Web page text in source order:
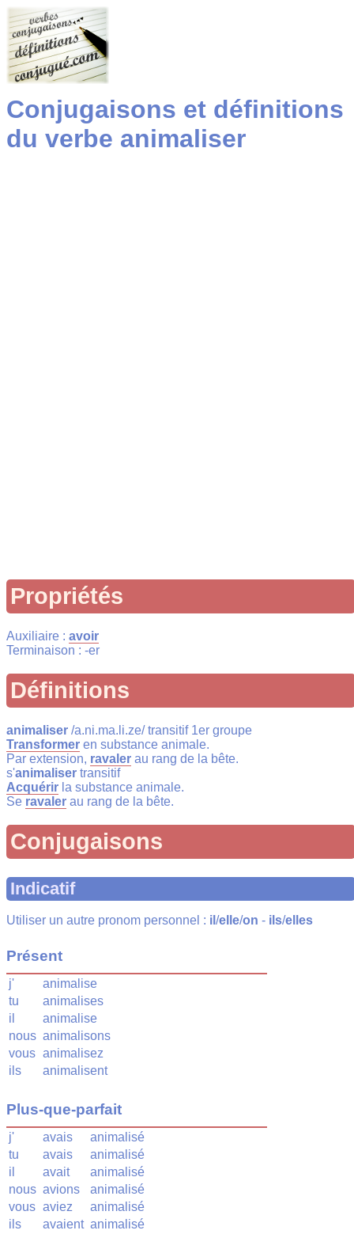
Conjugaisons et définitions
du verbe animaliser
Propriétés
Auxiliaire : avoir
Terminaison : -er
Définitions
animaliser /a.ni.ma.li.ze/ transitif 1er groupe
Transformer en substance animale.
Par extension, ravaler au rang de la bête.
s'animaliser transitif
Acquérir la substance animale.
Se ravaler au rang de la bête.
Conjugaisons
Indicatif
Utiliser un autre pronom personnel : il /elle/on - ils/elles
Présent
j'
animalise
tu
animalises
il
animalise
nous animalisons
vous animalisez
ils
animalisent
Plus-que-parfait
j' avais
animalisé
tu
avais
animalisé
il
avait
animalisé
nous avions
animalisé
vous aviez
animalisé
ils
avaient animalisé